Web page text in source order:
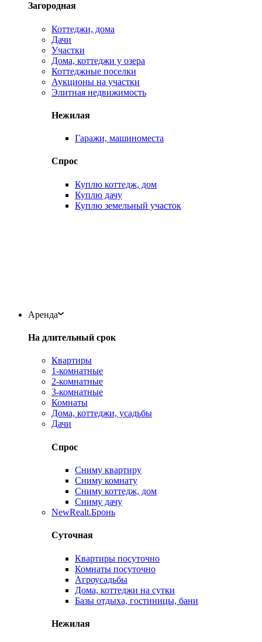
Загородная
Коттеджи, дома
Дачи
Участки
Дома, коттеджи у озера
Коттеджные поселки
Аукционы на участки
Элитная недвижимость
Нежилая
Гаражи, машиноместа
Спрос
Куплю коттедж, дом
Куплю дачу
Куплю земельный участок
Аренда
На длительный срок
Квартиры
1-комнатные
2-комнатные
3-комнатные
Комнаты
Дома, коттеджи, усадьбы
Дачи
Спрос
Сниму квартиру
Сниму комнату
Сниму коттедж, дом
Сниму дачу
NewRealt.Бронь
Суточная
Квартиры посуточно
Комнаты посуточно
Агроусадьбы
Дома, коттеджи на сутки
Базы отдыха, гостиницы, бани
Нежилая